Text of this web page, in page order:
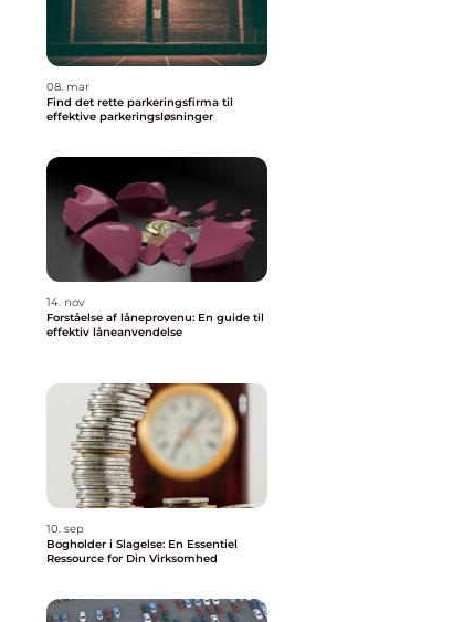
08. mar
Find det rette parkeringsfirma til
effektive parkeringsløsninger
14. nov
Forståelse af låneprovenu: En guide til
effektiv låneanvendelse
10. sep
Bogholder i Slagelse: En Essentiel
Ressource for Din Virksomhed